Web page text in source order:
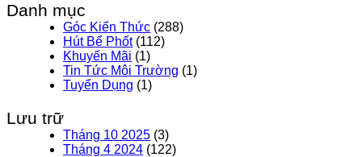
Danh mục
Góc Kiến Thức (288)
Hút Bể Phốt(112)
Khuyến Mãi (1)
Tin Tức Môi Trường (1)
Tuyển Dụng (1)
Lưu trữ
Tháng 10 2025 (3)
Tháng 4 2024 (122)